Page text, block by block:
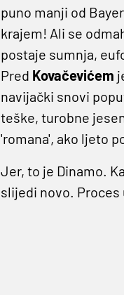
puno manji od
krajem! Ali se
postaje sumnja,
Pred Kovačevićem
navijački snovi
teške, turobne
'romana', ako ljeto
Jer, to je Dinamo.
slijedi novo. Proces